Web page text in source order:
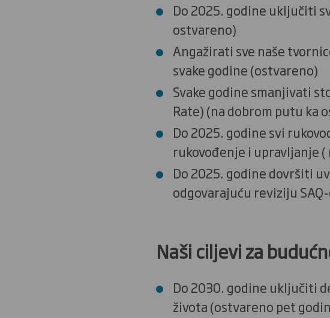
Do 2025. godine uključiti
ostvareno)
Angažirati sve naše
svake godine (ostvareno)
Svake godine smanjivati
Rate) (na dobrom putu ka
Do 2025. godine svi
rukovođenje i upravljanje
Do 2025. godine dovršiti
odgovarajuću reviziju
Naši ciljevi za
Do 2030. godine uključiti
života (ostvareno pet